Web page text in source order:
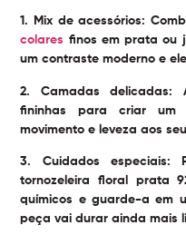
1. Mix de acessórios:
colares finos em prata ou
um contraste moderno e
2. Camadas delicadas:
fininhas para criar um
movimento e leveza aos
3. Cuidados especiais:
tornozeleira floral prata
químicos e guarde-a em
peça vai durar ainda mais